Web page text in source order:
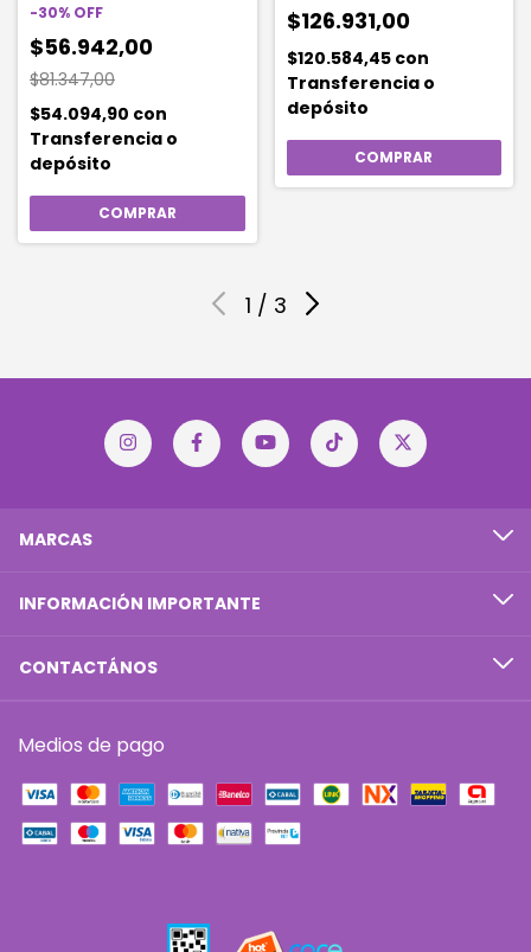
200ml
-30% OFF
$56.942,00
$81.347,00
$54.094,90 con
Transferencia o
depósito
$126.931,00
$120.584,45 con
Transferencia o
depósito
1 / 3
MARCAS
INFORMACIÓN IMPORTANTE
CONTACTÁNOS
Medios de pago